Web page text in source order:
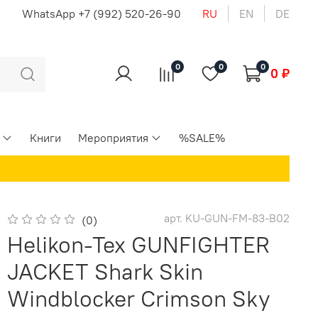
WhatsApp +7 (992) 520-26-90 RU EN DE
0 0 0 0 ₽
Книги Мероприятия %SALE%
(0) арт. KU-GUN-FM-83-B02
Helikon-Tex GUNFIGHTER
JACKET Shark Skin
Windblocker Crimson Sky